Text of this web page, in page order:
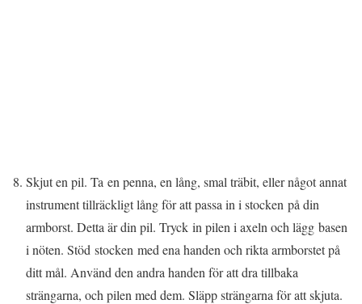
Skjut en pil. Ta en penna, en lång, smal träbit, eller något annat
instrument tillräckligt lång för att passa in i stocken på din
armborst. Detta är din pil. Tryck in pilen i axeln och lägg basen
i nöten. Stöd stocken med ena handen och rikta armborstet på
ditt mål. Använd den andra handen för att dra tillbaka
strängarna, och pilen med dem. Släpp strängarna för att skjuta.